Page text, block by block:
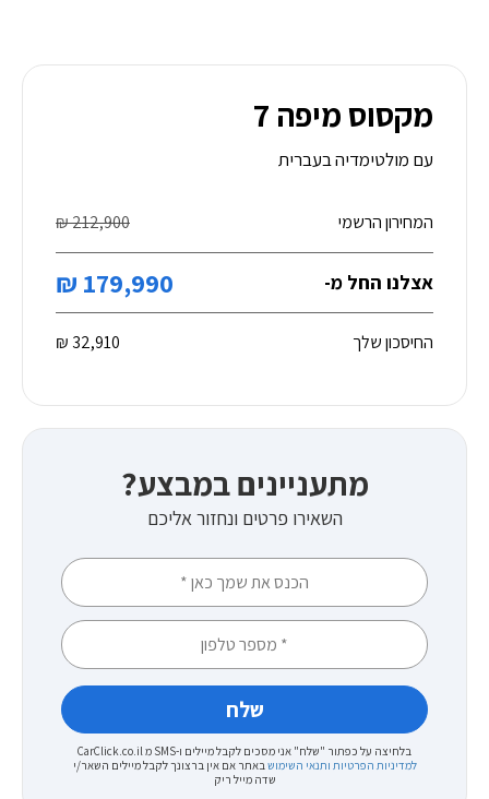
מקסוס מיפה 7
עם מולטימדיה בעברית
המחירון הרשמי 212,900 ₪
אצלנו החל מ- 179,990 ₪
החיסכון שלך 32,910 ₪
מתעניינים במבצע?
השאירו פרטים ונחזור אליכם
בלחיצה על כפתור "שלח" אני מסכים לקבל מיילים ו-SMS מ CarClick.co.il
למדיניות הפרטיות ותנאי השימושבאתר אם אין ברצונך לקבל מיילים השאר/י
שדה מייל ריק